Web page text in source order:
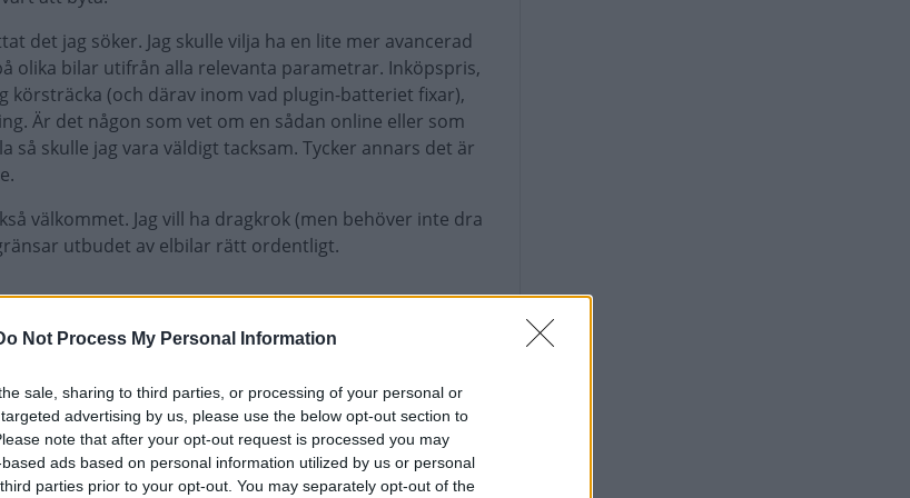
Not Process My Personal Information
sale, sharing to third parties, or processing of your personal or
advertising by us, please use the below opt-out section to
note that after your opt-out request is processed you may
ads based on personal information utilized by us or personal
parties prior to your opt-out. You may separately opt-out of the
det jag söker. Jag skulle vilja ha en lite mer avancerad
olika bilar utifrån alla relevanta parametrar. Inköpspris,
körsträcka (och därav inom vad plugin-batteriet fixar),
Är det någon som vet om en sådan online eller som
skulle jag vara väldigt tacksam. Tycker annars det är
välkommet. Jag vill ha dragkrok (men behöver inte dra
utbudet av elbilar rätt ordentligt.
funkar den till alla bilmärken.